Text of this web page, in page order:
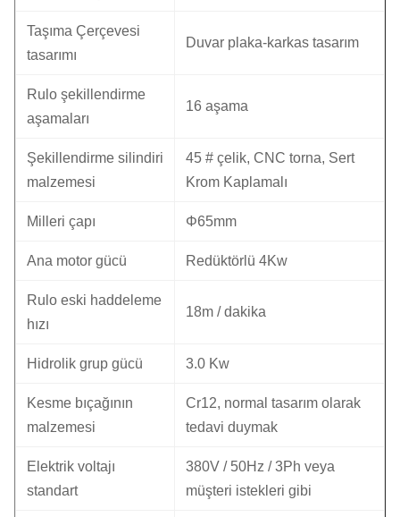
Taşıma Çerçevesi
tasarımı
Duvar plaka-karkas tasarım
Rulo şekillendirme
aşamaları
16 aşama
Şekillendirme silindiri
malzemesi
45 # çelik, CNC torna, Sert
Krom Kaplamalı
Milleri çapı Φ65mm
Ana motor gücü Redüktörlü 4Kw
Rulo eski haddeleme
hızı
18m / dakika
Hidrolik grup gücü 3.0 Kw
Kesme bıçağının
malzemesi
Cr12, normal tasarım olarak
tedavi duymak
Elektrik voltajı
standart
380V / 50Hz / 3Ph veya
müşteri istekleri gibi